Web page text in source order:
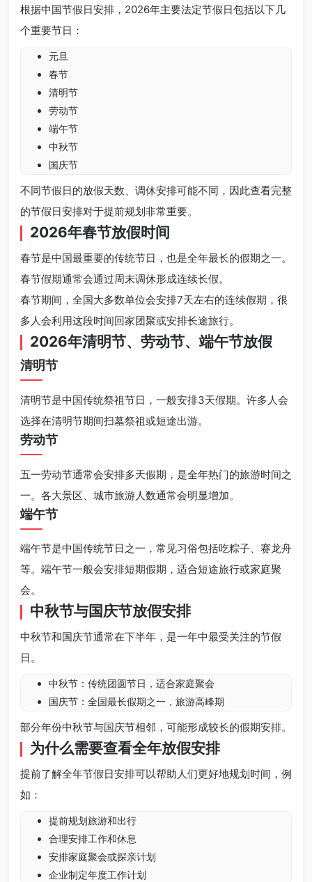
根据中国节假日安排，2026年主要法定节假日包括以下几
个重要节日：
元旦
春节
清明节
劳动节
端午节
中秋节
国庆节
不同节假日的放假天数、调休安排可能不同，因此查看完整
的节假日安排对于提前规划非常重要。
2026年春节放假时间
春节是中国最重要的传统节日，也是全年最长的假期之一。
春节假期通常会通过周末调休形成连续长假。
春节期间，全国大多数单位会安排7天左右的连续假期，很
多人会利用这段时间回家团聚或安排长途旅行。
2026年清明节、劳动节、端午节放假
清明节
清明节是中国传统祭祖节日，一般安排3天假期。许多人会
选择在清明节期间扫墓祭祖或短途出游。
劳动节
五一劳动节通常会安排多天假期，是全年热门的旅游时间之
一。各大景区、城市旅游人数通常会明显增加。
端午节
端午节是中国传统节日之一，常见习俗包括吃粽子、赛龙舟
等。端午节一般会安排短期假期，适合短途旅行或家庭聚
会。
中秋节与国庆节放假安排
中秋节和国庆节通常在下半年，是一年中最受关注的节假
日。
中秋节：传统团圆节日，适合家庭聚会
国庆节：全国最长假期之一，旅游高峰期
部分年份中秋节与国庆节相邻，可能形成较长的假期安排。
为什么需要查看全年放假安排
提前了解全年节假日安排可以帮助人们更好地规划时间，例
如：
提前规划旅游和出行
合理安排工作和休息
安排家庭聚会或探亲计划
企业制定年度工作计划